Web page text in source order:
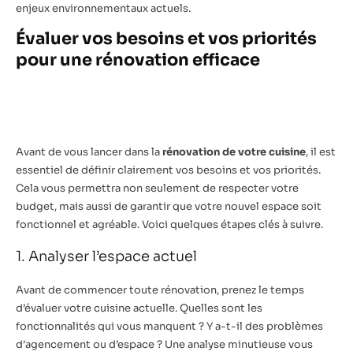
enjeux environnementaux actuels.
Évaluer vos besoins et vos priorités
pour une rénovation efficace
Avant de vous lancer dans la rénovation de votre cuisine, il est
essentiel de définir clairement vos besoins et vos priorités.
Cela vous permettra non seulement de respecter votre
budget, mais aussi de garantir que votre nouvel espace soit
fonctionnel et agréable. Voici quelques étapes clés à suivre.
1. Analyser l’espace actuel
Avant de commencer toute rénovation, prenez le temps
d’évaluer votre cuisine actuelle. Quelles sont les
fonctionnalités qui vous manquent ? Y a-t-il des problèmes
d’agencement ou d’espace ? Une analyse minutieuse vous